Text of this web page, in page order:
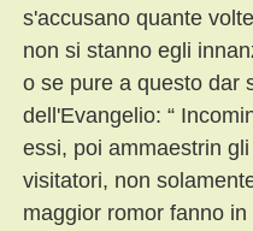
s'accusano quante
non si stanno egli
o se pure a questo dar
dell'Evangelio: “
essi, poi ammaestrin
visitatori, non
maggior romor fanno